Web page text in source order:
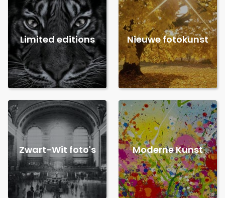
Limited editions Nieuwe fotokunst
Zwart-Wit foto's Moderne Kunst